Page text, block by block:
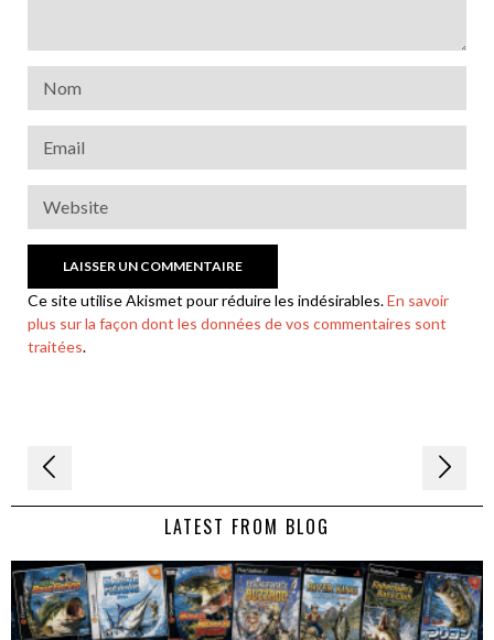
Ce site utilise Akismet pour réduire les indésirables.En savoir
plus sur la façon dont les données de vos commentaires sont
traitées.
Navigation
de LATEST FROM BLOG